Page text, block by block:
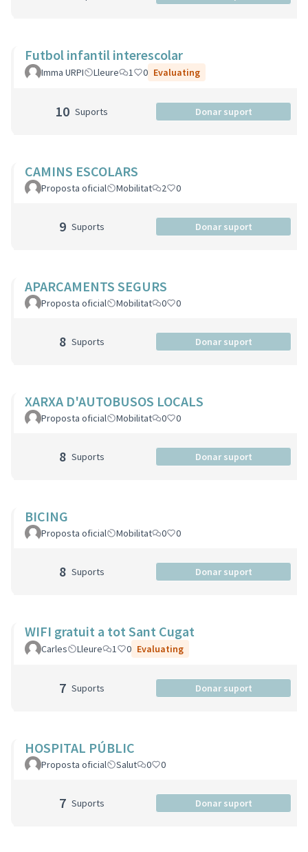
Futbol infantil interescolar
Imma URPI Lleure 1 0 Evaluating
10 Suports Donar suport
CAMINS ESCOLARS
Proposta oficial Mobilitat 2 0
9 Suports Donar suport
APARCAMENTS SEGURS
Proposta oficial Mobilitat 0 0
8 Suports Donar suport
XARXA D'AUTOBUSOS LOCALS
Proposta oficial Mobilitat 0 0
8 Suports Donar suport
BICING
Proposta oficial Mobilitat 0 0
8 Suports Donar suport
WIFI gratuit a tot Sant Cugat
Carles Lleure 1 0 Evaluating
7 Suports Donar suport
HOSPITAL PÚBLIC
Proposta oficial Salut 0 0
7 Suports Donar suport